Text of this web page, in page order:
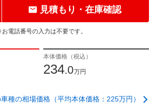
見積もり・在庫確認
電話番号の入力は不要です。
本体価格（税込）
234.0万円
車種の相場価格（平均本体価格：225万円）